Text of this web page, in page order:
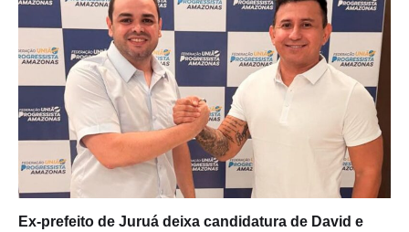
Ex-prefeito de Juruá deixa candidatura de David e